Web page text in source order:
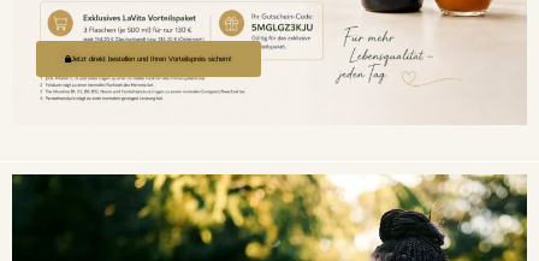
Jetzt direkt bestellen und Ihren Vorteilspreis sichern!